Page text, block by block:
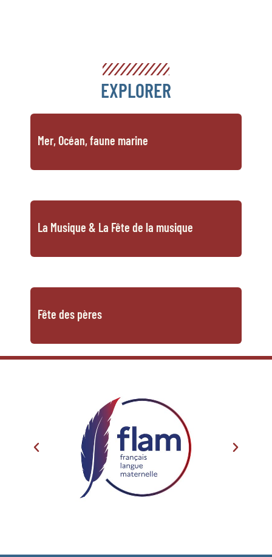
EXPLORER
Mer, Océan, faune marine
La Musique & La Fête de la musique
Fête des pères